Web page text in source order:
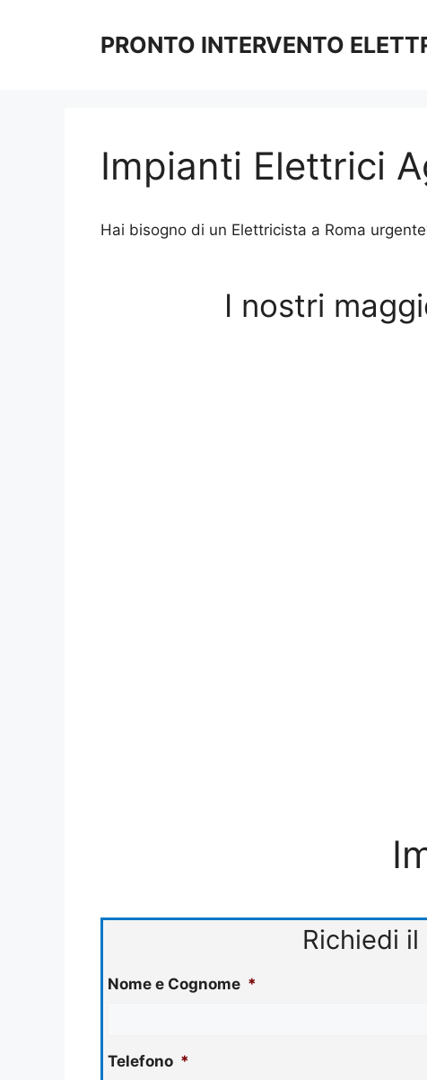
PRONTO INTERVENTO
Impianti Elettrici
Hai bisogno di un Elettricista a Roma
I nostri
Richiedi
Nome e Cognome *
Telefono *